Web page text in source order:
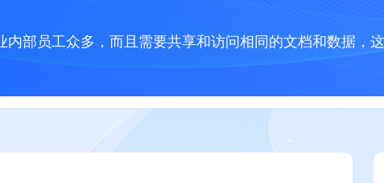
内部员工众多，而且需要共享和访问相同的文档和数据，